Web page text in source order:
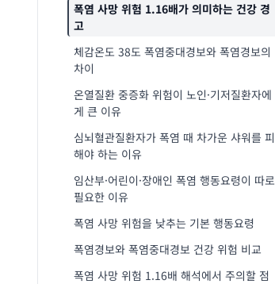
폭염 사망 위험 1.16배가 의미하는 건강 경
고
체감온도 38도 폭염중대경보와 폭염경보의
차이
온열질환 중증화 위험이 노인·기저질환자에
게 큰 이유
심뇌혈관질환자가 폭염 때 차가운 샤워를 피
해야 하는 이유
임산부·어린이·장애인 폭염 행동요령이 따로
필요한 이유
폭염 사망 위험을 낮추는 기본 행동요령
폭염경보와 폭염중대경보 건강 위험 비교
폭염 사망 위험 1.16배 해석에서 주의할 점